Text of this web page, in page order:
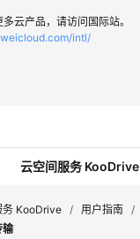
云产品，请访问国际站。
intl/
云空间服务 KooDrive
务 KooDrive / 用户指南 /
输